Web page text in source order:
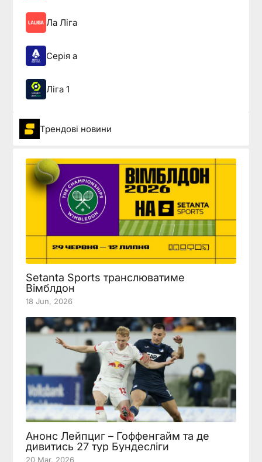
Ла Ліга
Серія а
Ліга 1
Трендові новини
Setanta Sports транслюватиме
Вімблдон
18 Jun, 2026
Анонс Лейпциг – Гоффенгайм та де
дивитись 27 тур Бундесліги
20 Mar, 2026